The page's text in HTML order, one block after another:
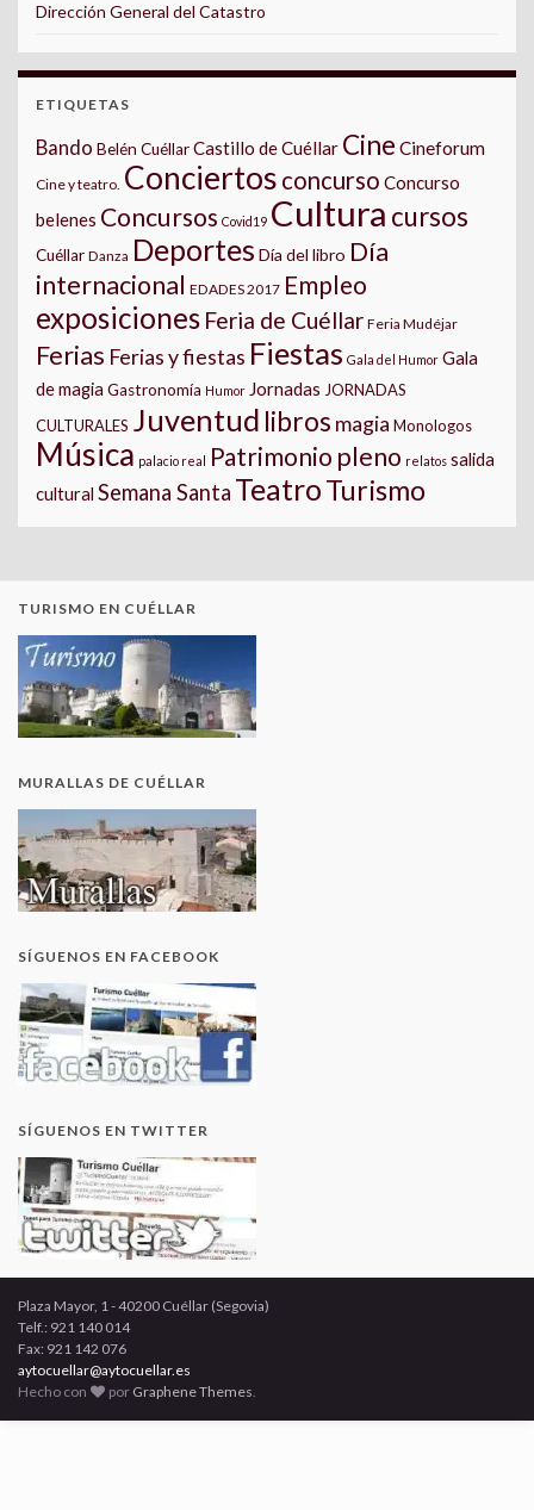
Dirección General del Catastro
ETIQUETAS
Bando Belén CuéllarCastillo de Cuéllar Cine Cineforum
Cine y teatro. Conciertos concurso Concurso
belenes Concursos Covid19 Cultura cursos
Cuéllar Danza Deportes Día del libro Día
internacional EDADES 2017 Empleo
exposiciones Feria de Cuéllar Feria Mudéjar
Ferias Ferias y fiestas Fiestas Gala del Humor Gala
de magia Gastronomía Humor Jornadas JORNADAS
CULTURALES Juventud libros magia Monologos
Música palacio real Patrimonio pleno relatos salida
cultural Semana Santa TeatroTurismo
TURISMO EN CUÉLLAR
MURALLAS DE CUÉLLAR
SÍGUENOS EN FACEBOOK
SÍGUENOS EN TWITTER
Plaza Mayor, 1 - 40200 Cuéllar (Segovia)
Telf.: 921 140 014
Fax: 921 142 076
aytocuellar@aytocuellar.es
Hecho con
por Graphene Themes.